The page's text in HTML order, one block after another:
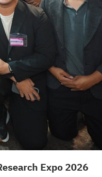
Expo 2026